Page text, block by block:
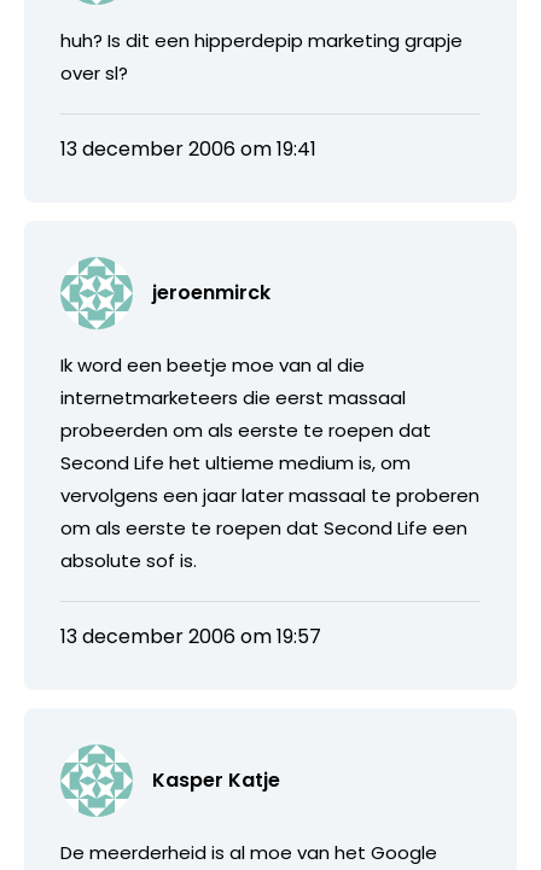
huh? Is dit een hipperdepip marketing grapje
over sl?
13 december 2006 om 19:41
jeroenmirck
Ik word een beetje moe van al die
internetmarketeers die eerst massaal
probeerden om als eerste te roepen dat
Second Life het ultieme medium is, om
vervolgens een jaar later massaal te proberen
om als eerste te roepen dat Second Life een
absolute sof is.
13 december 2006 om 19:57
Kasper Katje
De meerderheid is al moe van het Google